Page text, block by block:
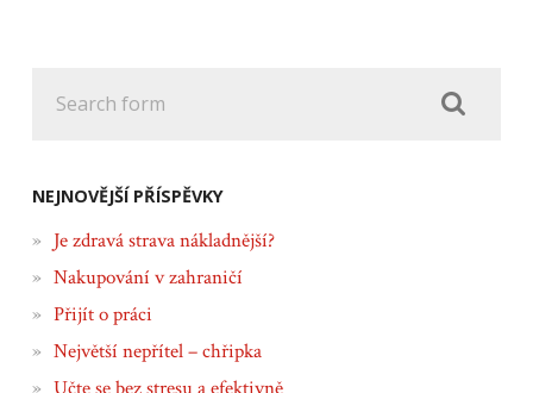
NEJNOVĚJŠÍ PŘÍSPĚVKY
Je zdravá strava nákladnější?
Nakupování v zahraničí
Přijít o práci
Největší nepřítel – chřipka